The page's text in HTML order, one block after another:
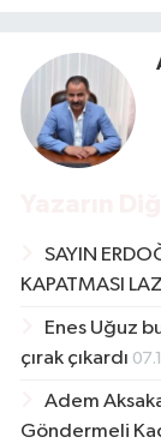
SAYIN
KAPATMASI
Enes Uğuz
çırak çıkardı
Adem
Göndermeli